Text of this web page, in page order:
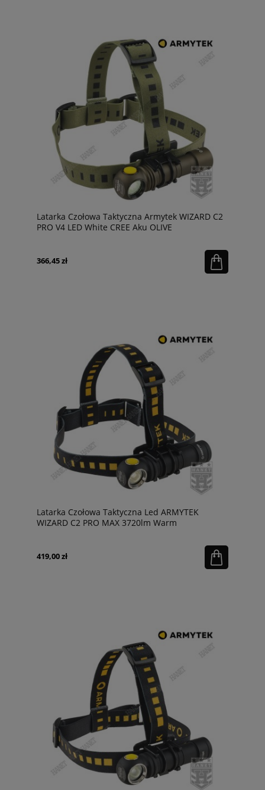
Latarka Czołowa Taktyczna Armytek WIZARD C2
PRO V4 LED White CREE Aku OLIVE
366,45 zł
Latarka Czołowa Taktyczna Led ARMYTEK
WIZARD C2 PRO MAX 3720lm Warm
419,00 zł